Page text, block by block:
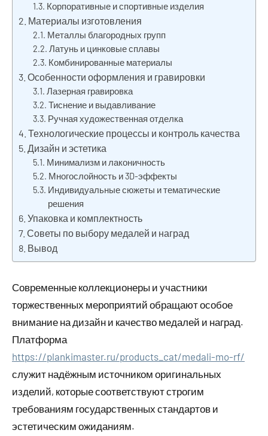
Корпоративные и спортивные изделия
Материалы изготовления
Металлы благородных групп
Латунь и цинковые сплавы
Комбинированные материалы
Особенности оформления и гравировки
Лазерная гравировка
Тиснение и выдавливание
Ручная художественная отделка
Технологические процессы и контроль качества
Дизайн и эстетика
Минимализм и лаконичность
Многослойность и 3D-эффекты
Индивидуальные сюжеты и тематические
решения
Упаковка и комплектность
Советы по выбору медалей и наград
Вывод
Современные коллекционеры и участники
торжественных мероприятий обращают особое
внимание на дизайн и качество медалей и наград.
Платформа
https://plankimaster.ru/products_cat/medali-mo-rf/
служит надёжным источником оригинальных
изделий, которые соответствуют строгим
требованиям государственных стандартов и
эстетическим ожиданиям.